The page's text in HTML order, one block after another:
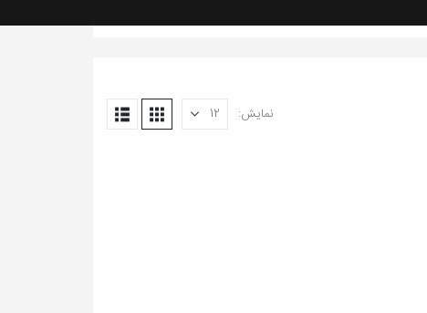
نمایش: